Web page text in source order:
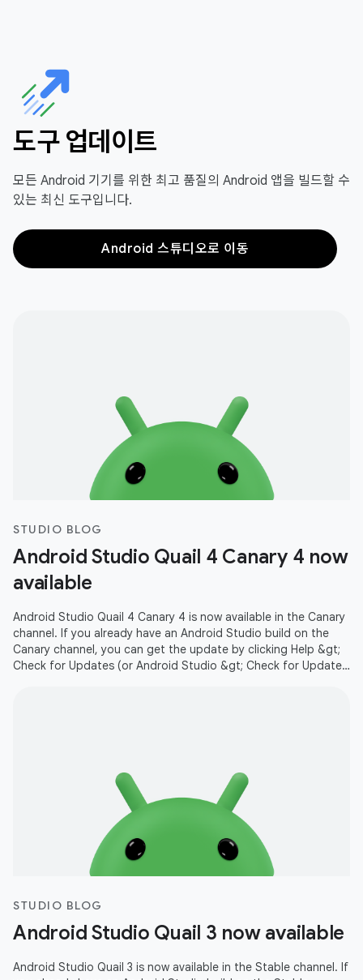
도구 업데이트
모든 Android 기기를 위한 최고 품질의 Android 앱을 빌드할 수
있는 최신 도구입니다.
Android 스튜디오로 이동
STUDIO BLOG
Android Studio Quail 4 Canary 4 now
available
Android Studio Quail 4 Canary 4 is now available in the Canary
channel. If you already have an Android Studio build on the
Canary channel, you can get the update by clicking Help &gt;
Check for Updates (or Android Studio &gt; Check for Updates
STUDIO BLOG
Android Studio Quail 3 now available
Android Studio Quail 3 is now available in the Stable channel. If